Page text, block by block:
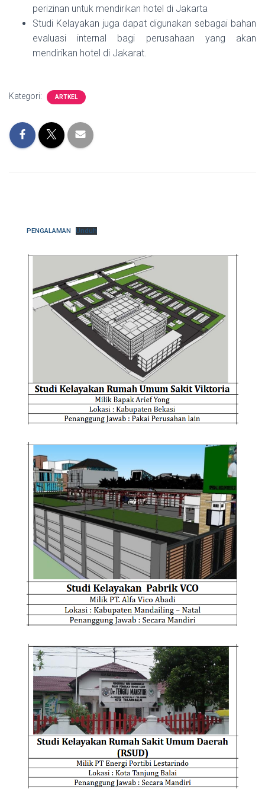
perizinan untuk mendirikan hotel di Jakarta
Studi Kelayakan juga dapat digunakan sebagai bahan
evaluasi internal bagi perusahaan yang akan
mendirikan hotel di Jakarat.
Kategori: ARTKEL
PENGALAMAN Unduh